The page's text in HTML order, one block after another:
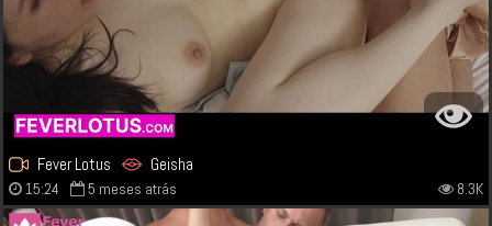
Fever Lotus Geisha
15:24 5 meses atrás 8.3K